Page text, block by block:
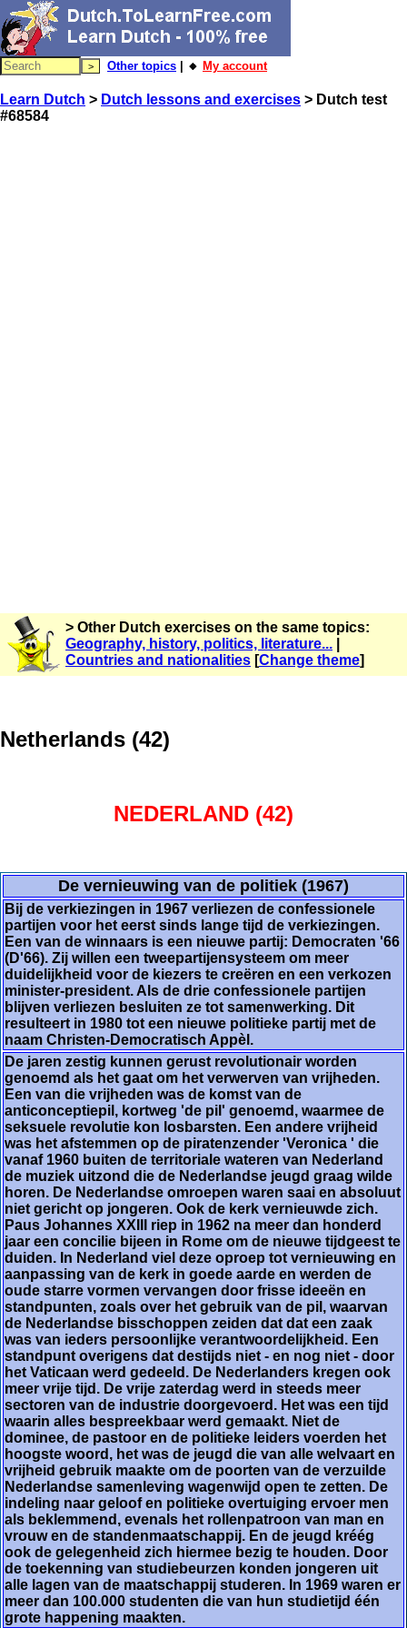
Other topics | 🔸 My account
Learn Dutch > Dutch lessons and exercises > Dutch test
#68584
> Other Dutch exercises on the same topics:
Geography, history, politics, literature...
Countries and nationalities [Change theme]
Netherlands (42)
NEDERLAND (42)
De vernieuwing van de politiek (1967)
Bij de verkiezingen in 1967 verliezen de confessionele
partijen voor het eerst sinds lange tijd de verkiezingen.
Een van de winnaars is een nieuwe partij: Democraten '66
(D'66). Zij willen een tweepartijensysteem om meer
duidelijkheid voor de kiezers te creëren en een verkozen
minister-president. Als de drie confessionele partijen
blijven verliezen besluiten ze tot samenwerking. Dit
resulteert in 1980 tot een nieuwe politieke partij met de
naam Christen-Democratisch Appèl.
De jaren zestig kunnen gerust revolutionair worden
genoemd als het gaat om het verwerven van vrijheden.
Een van die vrijheden was de komst van de
anticonceptiepil, kortweg 'de pil' genoemd, waarmee de
seksuele revolutie kon losbarsten. Een andere vrijheid
was het afstemmen op de piratenzender 'Veronica ' die
vanaf 1960 buiten de territoriale wateren van Nederland
de muziek uitzond die de Nederlandse jeugd graag wilde
horen. De Nederlandse omroepen waren saai en absoluut
niet gericht op jongeren. Ook de kerk vernieuwde zich.
Paus Johannes XXIII riep in 1962 na meer dan honderd
jaar een concilie bijeen in Rome om de nieuwe tijdgeest te
duiden. In Nederland viel deze oproep tot vernieuwing en
aanpassing van de kerk in goede aarde en werden de
oude starre vormen vervangen door frisse ideeën en
standpunten, zoals over het gebruik van de pil, waarvan
de Nederlandse bisschoppen zeiden dat dat een zaak
was van ieders persoonlijke verantwoordelijkheid. Een
standpunt overigens dat destijds niet - en nog niet - door
het Vaticaan werd gedeeld. De Nederlanders kregen ook
meer vrije tijd. De vrije zaterdag werd in steeds meer
sectoren van de industrie doorgevoerd. Het was een tijd
waarin alles bespreekbaar werd gemaakt. Niet de
dominee, de pastoor en de politieke leiders voerden het
hoogste woord, het was de jeugd die van alle welvaart en
vrijheid gebruik maakte om de poorten van de verzuilde
Nederlandse samenleving wagenwijd open te zetten. De
indeling naar geloof en politieke overtuiging ervoer men
als beklemmend, evenals het rollenpatroon van man en
vrouw en de standenmaatschappij. En de jeugd kréég
ook de gelegenheid zich hiermee bezig te houden. Door
de toekenning van studiebeurzen konden jongeren uit
alle lagen van de maatschappij studeren. In 1969 waren er
meer dan 100.000 studenten die van hun studietijd één
grote happening maakten.